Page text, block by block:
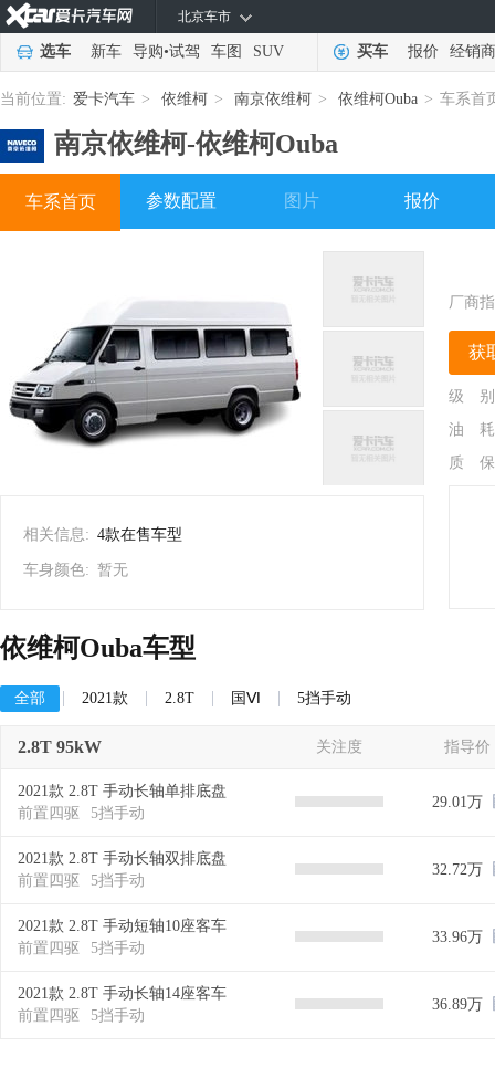
北京车市
选车 新车 导购•试驾 车图 SUV 买车 报价 经销商
当前位置: 爱卡汽车 > 依维柯 > 南京依维柯 > 依维柯Ouba > 车系首
南京依维柯-依维柯Ouba
车系首页 参数配置 图片 报价
相关信息: 4款在售车型
车身颜色: 暂无
厂商
获
级 别
油 耗
质 保
依维柯Ouba车型
全部 2021款 2.8T 国Ⅵ 5挡手动
2.8T 95kW 关注度 指导价
2021款 2.8T 手动长轴单排底盘
前置四驱
5挡手动
29.01万
2021款 2.8T 手动长轴双排底盘
前置四驱
5挡手动
32.72万
2021款 2.8T 手动短轴10座客车
前置四驱
5挡手动
33.96万
2021款 2.8T 手动长轴14座客车
前置四驱
5挡手动
36.89万